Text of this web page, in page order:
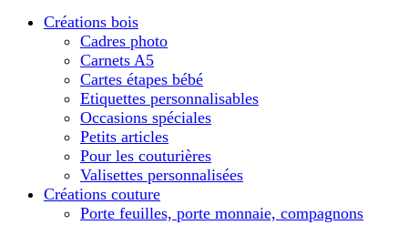
Créations bois
Cadres photo
Carnets A5
Cartes étapes bébé
Etiquettes personnalisables
Occasions spéciales
Petits articles
Pour les couturières
Valisettes personnalisées
Créations couture
Porte feuilles, porte monnaie, compagnons